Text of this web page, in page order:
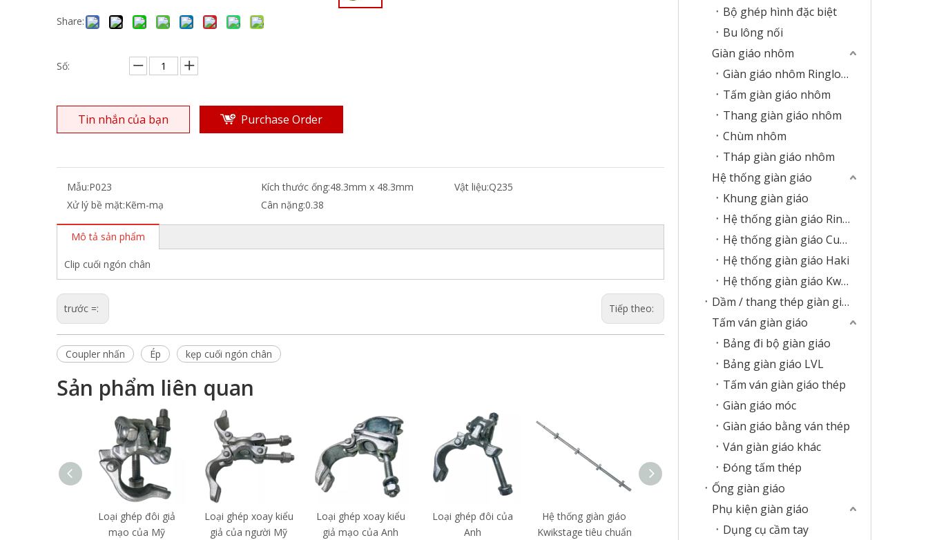
Share:
Số:
Tin nhắn của bạn Purchase Order
Mẫu:P023 Kích thước ống:48.3mm x 48.3mm Vật liệu:Q235
Xử lý bề mặt:Kẽm-mạ Cân nặng:0.38
Mô tả sản phẩm
Clip cuối ngón chân
trước =: Tiếp theo:
Coupler nhấn Ép kẹp cuối ngón chân
Sản phẩm liên quan
Loại ghép đôi giả
mạo của Mỹ
Loại ghép xoay kiểu
giả của người Mỹ
Loại ghép xoay kiểu
giả mạo của Anh
Loại ghép đôi của
Anh
Hệ thống giàn giáo
Kwikstage tiêu chuẩn
Sổ lác giàn giáo được
Hệ thống giàn giáo
được mạ kẽm nóng
Bộ ghép hình đặc biệt
Bu lông nối
Giàn giáo nhôm
Giàn giáo nhôm Ringlock
Tấm giàn giáo nhôm
Thang giàn giáo nhôm
Chùm nhôm
Tháp giàn giáo nhôm
Hệ thống giàn giáo
Khung giàn giáo
Hệ thống giàn giáo Ringlock
Hệ thống giàn giáo Cupplock
Hệ thống giàn giáo Haki
Hệ thống giàn giáo Kwikstage
Dầm / thang thép giàn giáo
Tấm ván giàn giáo
Bảng đi bộ giàn giáo
Bảng giàn giáo LVL
Tấm ván giàn giáo thép
Giàn giáo móc
Giàn giáo bằng ván thép
Ván giàn giáo khác
Đóng tấm thép
Ống giàn giáo
Phụ kiện giàn giáo
Dụng cụ cầm tay